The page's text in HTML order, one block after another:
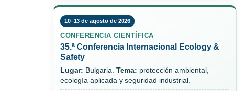
10–13 de agosto de 2026
CONFERENCIA CIENTÍFICA
35.ª Conferencia Internacional Ecology &
Safety
Lugar: Bulgaria. Tema: protección ambiental,
ecología aplicada y seguridad industrial.